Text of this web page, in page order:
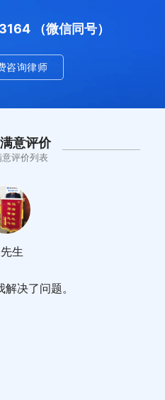
（微信同号）
咨询律师
意评价
意评价列表
决了问题。
生